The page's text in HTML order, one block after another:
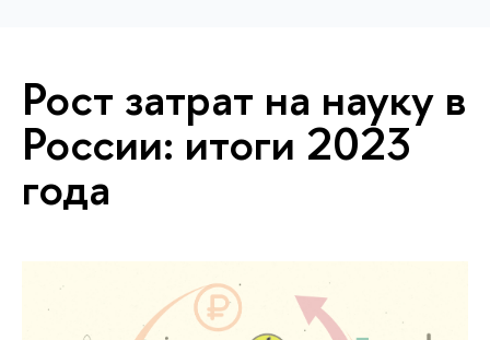
Рост затрат на науку в
России: итоги 2023
года